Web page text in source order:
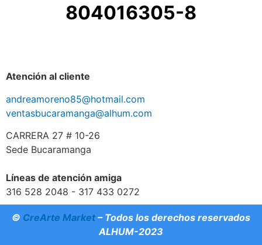
804016305-8
Atención al cliente
andreamoreno85@hotmail.com
ventasbucaramanga@alhum.com
CARRERA 27 # 10-26
Sede Bucaramanga
Líneas de atención amiga
316 528 2048 - 317 433 0272
© CreArte Market – Todos los derechos reservados
ALHUM-2023